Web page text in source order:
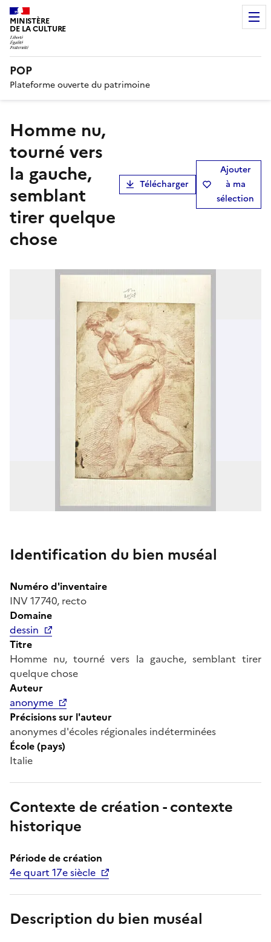
MINISTÈRE
DE LA CULTURE
POP
Plateforme ouverte du patrimoine
Homme nu,
tourné vers
la gauche,
semblant
tirer quelque
chose
Télécharger
Ajouter
à ma
sélection
Identification du bien muséal
Numéro d'inventaire
INV 17740, recto
Domaine
dessin
Titre
Homme nu, tourné vers la gauche, semblant tirer
quelque chose
Auteur
anonyme
Précisions sur l'auteur
anonymes d'écoles régionales indéterminées
École (pays)
Italie
Contexte de création - contexte
historique
Période de création
4e quart 17e siècle
Description du bien muséal